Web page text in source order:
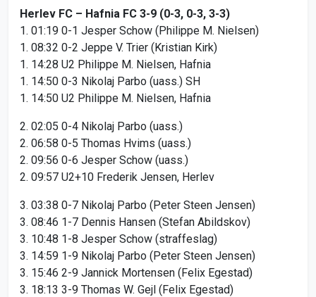
Herlev FC – Hafnia FC 3-9 (0-3, 0-3, 3-3)
1. 01:19 0-1 Jesper Schow (Philippe M. Nielsen)
1. 08:32 0-2 Jeppe V. Trier (Kristian Kirk)
1. 14:28 U2 Philippe M. Nielsen, Hafnia
1. 14:50 0-3 Nikolaj Parbo (uass.) SH
1. 14:50 U2 Philippe M. Nielsen, Hafnia
2. 02:05 0-4 Nikolaj Parbo (uass.)
2. 06:58 0-5 Thomas Hvims (uass.)
2. 09:56 0-6 Jesper Schow (uass.)
2. 09:57 U2+10 Frederik Jensen, Herlev
3. 03:38 0-7 Nikolaj Parbo (Peter Steen Jensen)
3. 08:46 1-7 Dennis Hansen (Stefan Abildskov)
3. 10:48 1-8 Jesper Schow (straffeslag)
3. 14:59 1-9 Nikolaj Parbo (Peter Steen Jensen)
3. 15:46 2-9 Jannick Mortensen (Felix Egestad)
3. 18:13 3-9 Thomas W. Gejl (Felix Egestad)